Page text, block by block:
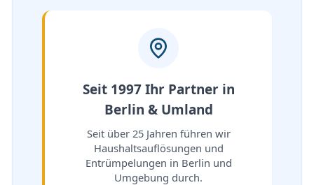
Seit 1997 Ihr Partner in
Berlin & Umland
Seit über 25 Jahren führen wir
Haushaltsauflösungen und
Entrümpelungen in Berlin und
Umgebung durch.